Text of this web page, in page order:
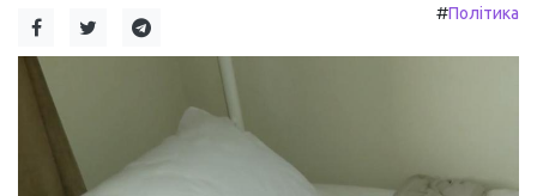
#Політика